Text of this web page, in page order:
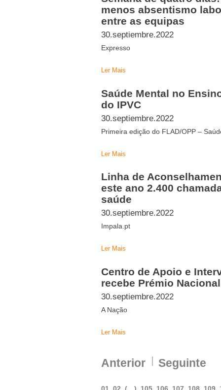
menos absentismo
entre as equipas
30.septiembre.2022
Expresso
Ler Mais
Saúde Mental no
do IPVC
30.septiembre.2022
Primeira edição do FLAD/OPP –
Ler Mais
Linha de
este ano 2.400
saúde
30.septiembre.2022
Impala.pt
Ler Mais
Centro de Apoio e
recebe Prémio
30.septiembre.2022
A Nação
Ler Mais
Anterior Seguinte
01 02 (…) 105 106 107 108 109